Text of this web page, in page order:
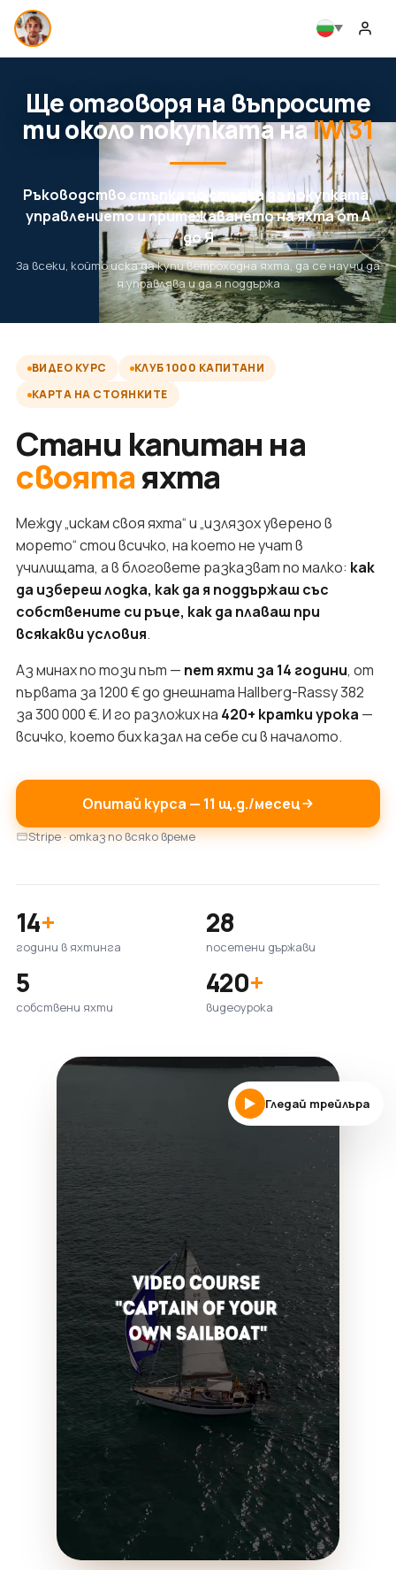
Ще отговоря на въпросите
ти около покупката наIW 31
Ръководство стъпка по стъпка за покупката,
управлението и притежаването на яхта от А
до Я
За всеки, който иска да купи ветроходна яхта, да се научи да
я управлява и да я поддържа
ВИДЕО КУРС
КЛУБ 1000 КАПИТАНИ
КАРТА НА СТОЯНКИТЕ
Стани капитан на
своятаяхта
Между „искам своя яхта“ и „излязох уверено в
морето“ стои всичко, на което не учат в
училищата, а в блоговете разказват по малко: как
да избереш лодка, как да я поддържаш със
собствените си ръце, как да плаваш при
всякакви условия.
Аз минах по този път — пет яхти за 14 години, от
първата за 1200 € до днешната Hallberg-Rassy 382
за 300 000 €. И го разложих на 420+ кратки урока —
всичко, което бих казал на себе си в началото.
Опитай курса — 11 щ.д./месец
Stripe · отказ по всяко време
14+
години в яхтинга
28
посетени държави
5
собствени яхти
420+
видеоурока
Гледай трейлъра